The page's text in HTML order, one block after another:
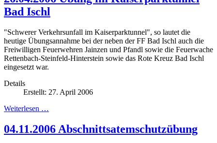
Bad Ischl
"Schwerer Verkehrsunfall im Kaiserparktunnel", so lautet die
heutige Übungsannahme bei der neben der FF Bad Ischl auch die
Freiwilligen Feuerwehren Jainzen und Pfandl sowie die Feuerwache
Rettenbach-Steinfeld-Hinterstein sowie das Rote Kreuz Bad Ischl
eingesetzt war.
Details
Erstellt: 27. April 2006
Weiterlesen …
04.11.2006 Abschnittsatemschutzübung